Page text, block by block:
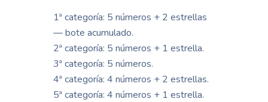
1ª categoría: 5 números + 2 estrellas
— bote acumulado.
2ª categoría: 5 números + 1 estrella.
3ª categoría: 5 números.
4ª categoría: 4 números + 2 estrellas.
5ª categoría: 4 números + 1 estrella.